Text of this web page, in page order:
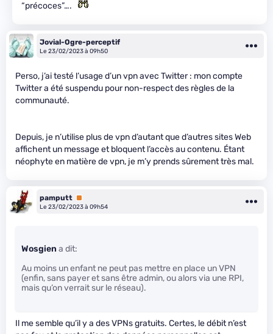
“précoces”….
Jovial-Ogre-perceptif
Le 23/02/2023 à 09h50
Perso, j’ai testé l’usage d’un vpn avec Twitter : mon compte
Twitter a été suspendu pour non-respect des règles de la
communauté.
Depuis, je n’utilise plus de vpn d’autant que d’autres sites Web
affichent un message et bloquent l’accès au contenu. Étant
néophyte en matière de vpn, je m’y prends sûrement très mal.
pamputt Premium
Le 23/02/2023 à 09h54
Wosgien a dit:
Au moins un enfant ne peut pas mettre en place un VPN
(enfin, sans payer et sans être admin, ou alors via une RPI,
mais qu’on verrait sur le réseau).
Il me semble qu’il y a des VPNs gratuits. Certes, le débit n’est